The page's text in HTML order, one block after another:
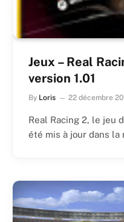
Jeux – Real
version 1.01
By Loris 22 décembre
Real Racing 2, le jeu
été mis à jour dans la